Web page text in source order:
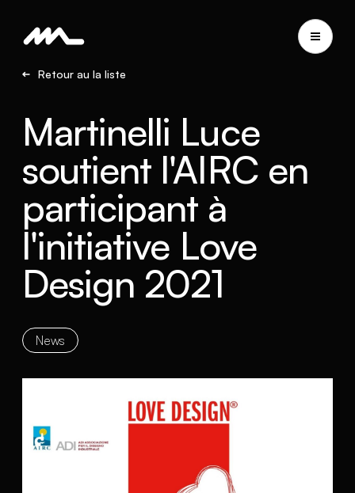
Retour au la liste
Martinelli Luce
soutient l'AIRC en
participant à
l'initiative Love
Design 2021
News